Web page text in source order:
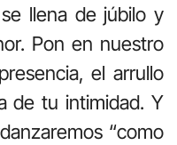
llena de júbilo y
Pon en nuestro
el arrullo
de tu intimidad. Y
“como